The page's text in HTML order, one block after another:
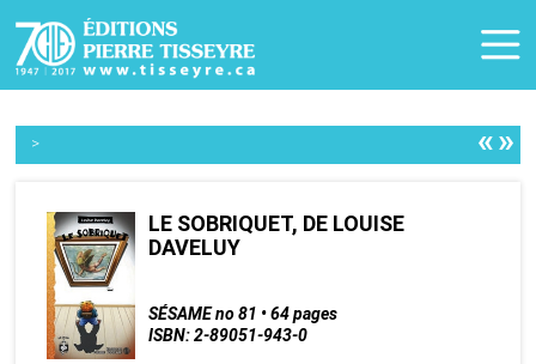
> «»
LE SOBRIQUET, DE LOUISE
DAVELUY
SÉSAME no 81 • 64 pages
ISBN: 2-89051-943-0